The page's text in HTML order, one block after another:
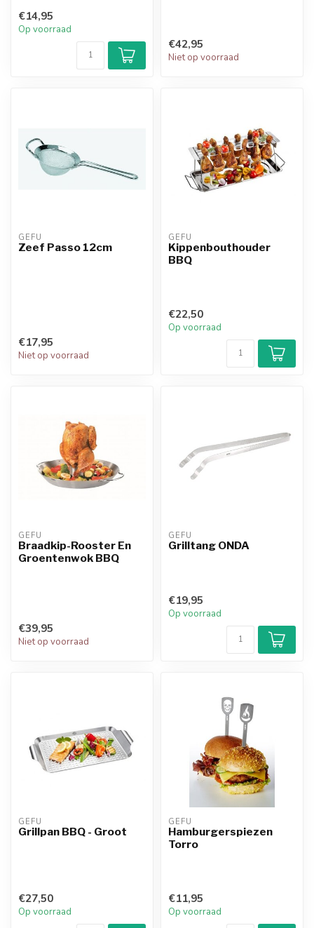
€14,95
Op voorraad
€42,95
Niet op voorraad
GEFU
Zeef Passo 12cm
€17,95
Niet op voorraad
GEFU
Kippenbouthouder
BBQ
€22,50
Op voorraad
GEFU
Braadkip-Rooster En
Groentenwok BBQ
€39,95
Niet op voorraad
GEFU
Grilltang ONDA
€19,95
Op voorraad
GEFU
Grillpan BBQ - Groot
€27,50
Op voorraad
GEFU
Hamburgerspiezen
Torro
€11,95
Op voorraad